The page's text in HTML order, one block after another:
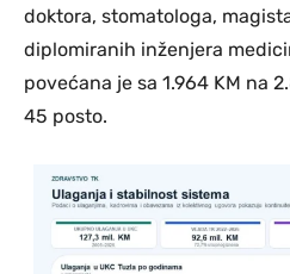
doktora, stomatologa,
diplomiranih inženjera
povećana je sa 1.964 KM na
45 posto.